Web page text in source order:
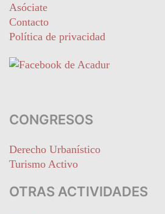
Asóciate
Contacto
Política de privacidad
CONGRESOS
Derecho Urbanístico
Turismo Activo
OTRAS ACTIVIDADES